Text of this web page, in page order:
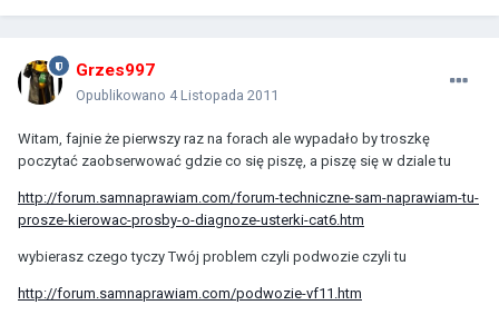
Grzes997
Opublikowano 4 Listopada 2011
Witam, fajnie że pierwszy raz na forach ale wypadało by troszkę
poczytać zaobserwować gdzie co się piszę, a piszę się w dziale tu
http://forum.samnaprawiam.com/forum-techniczne-sam-naprawiam-tu-
prosze-kierowac-prosby-o-diagnoze-usterki-cat6.htm
wybierasz czego tyczy Twój problem czyli podwozie czyli tu
http://forum.samnaprawiam.com/podwozie-vf11.htm